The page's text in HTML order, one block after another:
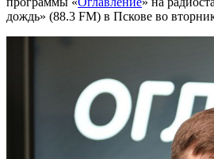
дождь» (88.3 FM) в Пскове во